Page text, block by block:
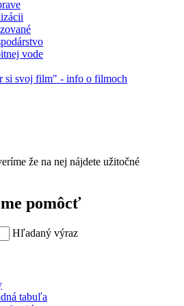
vode
si svoj film" - info o filmoch
že na nej nájdete užitočné
pomôcť
Hľadaný výraz
tabuľa